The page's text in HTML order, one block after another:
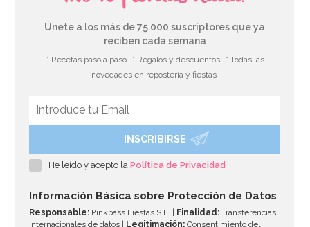
Únete a los más de 75.000 suscriptores que ya
reciben cada semana
* Recetas paso a paso * Regalos y descuentos
* Todas las
novedades en repostería y fiestas
INSCRIBIRSE
He leído y acepto laPolítica de Privacidad
Información Básica sobre Protección de Datos
Responsable: Pinkbass Fiestas S.L. | Finalidad: Transferencias
internacionales de datos | Legitimación: Consentimiento del